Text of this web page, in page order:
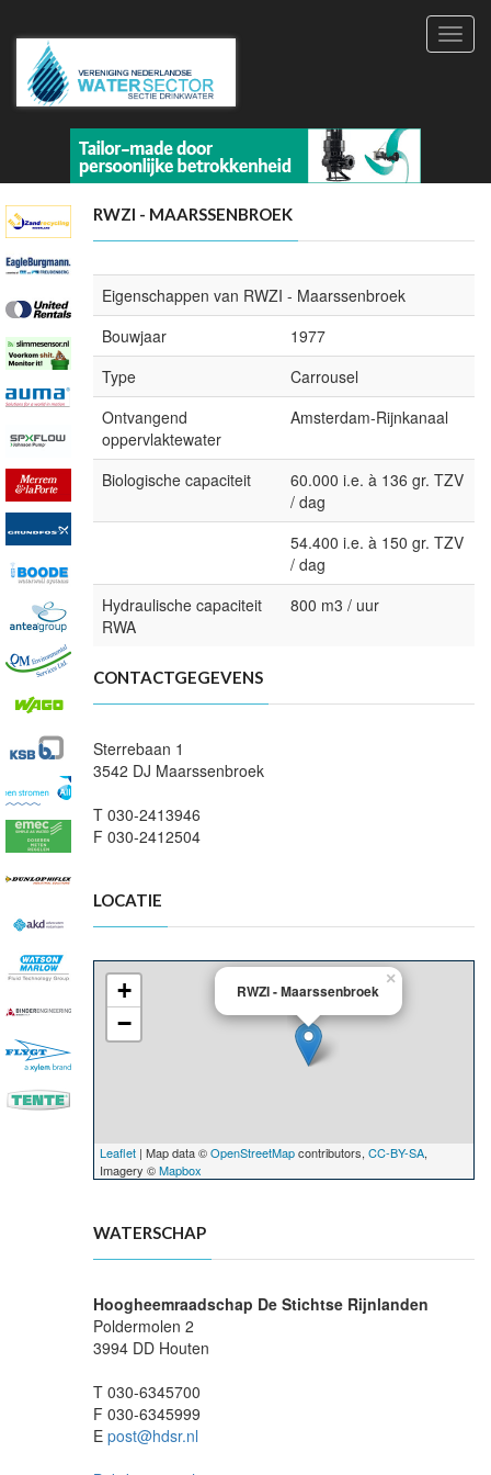
RWZI - MAARSSENBROEK
Eigenschappen van RWZI - Maarssenbroek
Bouwjaar
1977
Type
Carrousel
Ontvangend
oppervlaktewater
Amsterdam-Rijnkanaal
Biologische capaciteit
60.000 i.e. à 136 gr. TZV
/ dag
54.400 i.e. à 150 gr. TZV
/ dag
Hydraulische capaciteit
RWA
800 m3 / uur
CONTACTGEGEVENS
Sterrebaan 1
3542 DJ Maarssenbroek
T 030-2413946
F 030-2412504
LOCATIE
RWZI - Maarssenbroek
×
+
−
Leaflet | Map data ©OpenStreetMapcontributors, CC-BY-SA,
Imagery ©Mapbox
WATERSCHAP
Hoogheemraadschap De Stichtse Rijnlanden
Poldermolen 2
3994 DD Houten
T 030-6345700
F 030-6345999
E post@hdsr.nl